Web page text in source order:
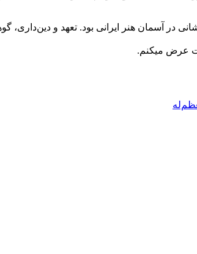
در آسمان هنر ایرانی بود. تعهد و دین‌داری،
عرض میکنم.